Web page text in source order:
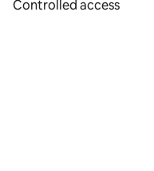
Controlled access